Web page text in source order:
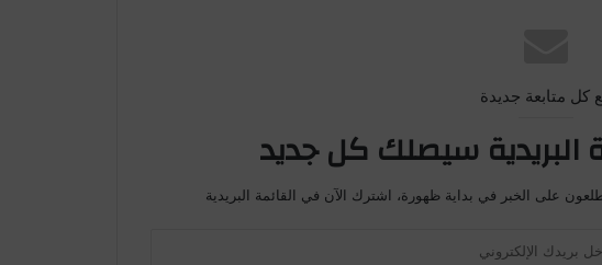
كل متابعة جديدة
سيصلك كل جديد
على الخبر في بداية ظهورة، اشترك الآن في القائمة البريدية